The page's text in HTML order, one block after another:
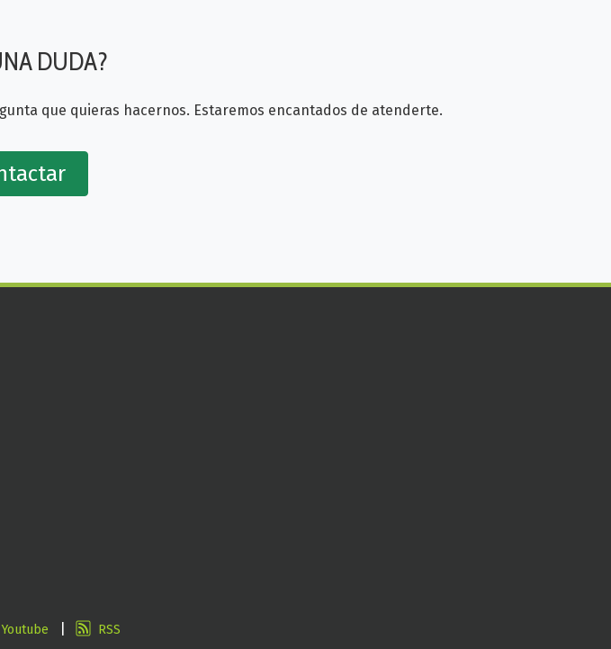
DUDA?
que quieras hacernos. Estaremos encantados de atenderte.
Youtube RSS